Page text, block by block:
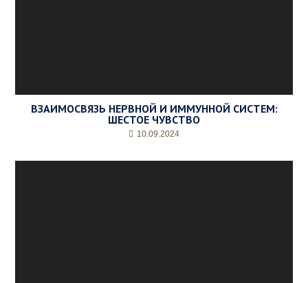
ВЗАИМОСВЯЗЬ НЕРВНОЙ И ИММУННОЙ СИСТЕМ:
ШЕСТОЕ ЧУВСТВО
10.09.2024